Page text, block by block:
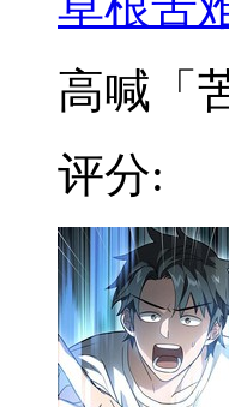
高喊「
评分: